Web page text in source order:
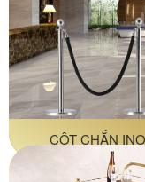
CỘT CHẮN